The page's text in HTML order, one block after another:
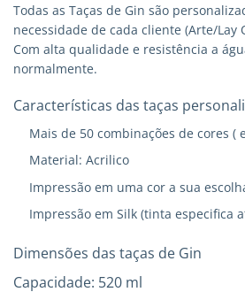
Todas as Taças de Gin são
necessidade de cada cliente (Arte/Lay
Com alta qualidade e resistência a
normalmente.
Características das taças
Mais de 50 combinações de cores (
Material: Acrilico
Impressão em uma cor a sua
Impressão em Silk (tinta especifica
Dimensões das taças de Gin
Capacidade: 520 ml